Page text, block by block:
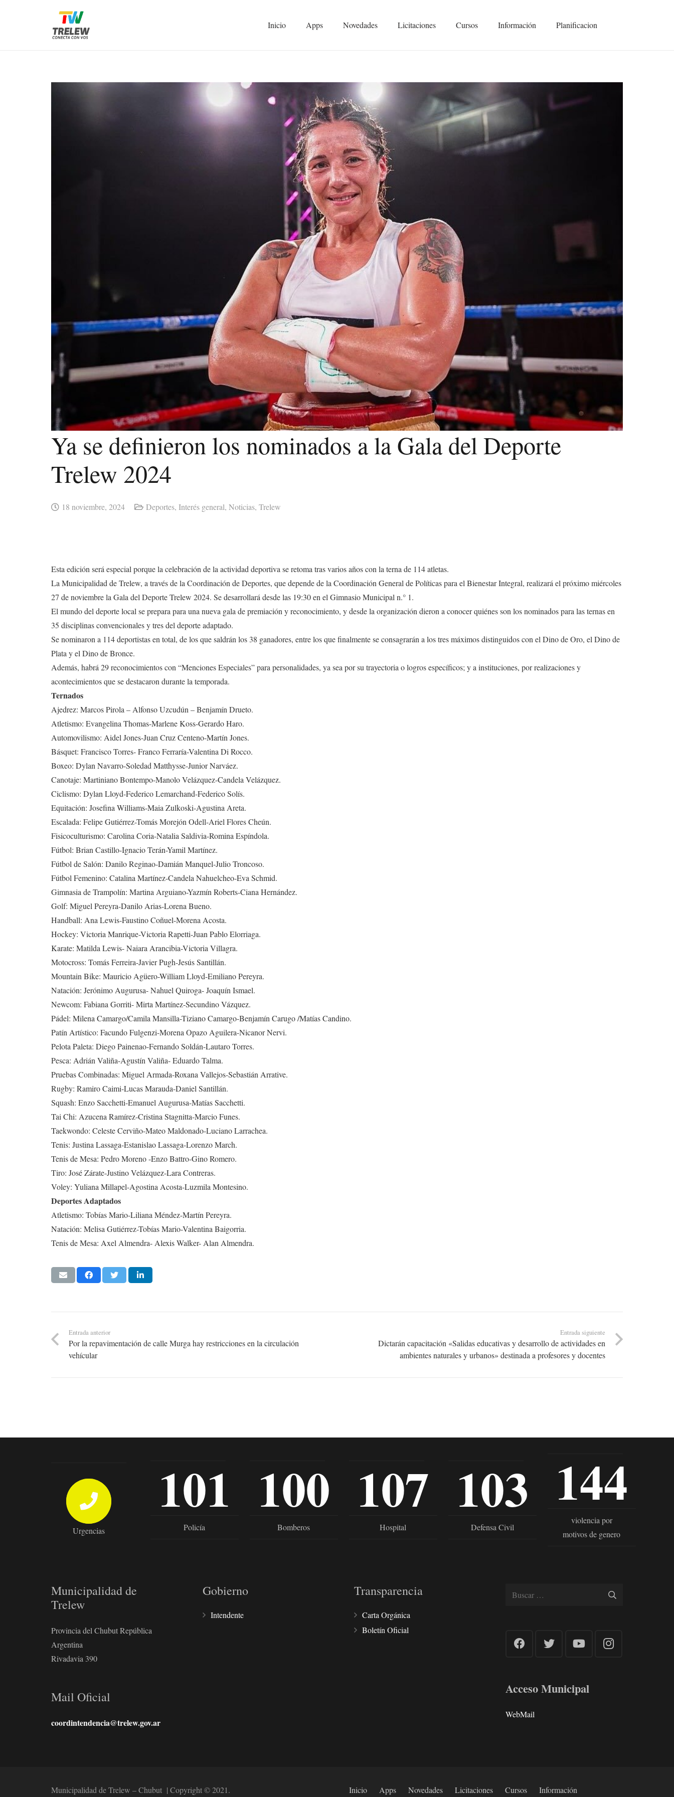
Inicio Apps Novedades Licitaciones Cursos Información Planificacion
Ya se definieron los nominados a la Gala del Deporte
Trelew 2024
18 noviembre, 2024 Deportes, Interés general, Noticias, Trelew
Esta edición será especial porque la celebración de la actividad deportiva se retoma tras varios años con la terna de 114 atletas.
La Municipalidad de Trelew, a través de la Coordinación de Deportes, que depende de la Coordinación General de Políticas para el Bienestar Integral, realizará el próximo miércoles
27 de noviembre la Gala del Deporte Trelew 2024. Se desarrollará desde las 19:30 en el Gimnasio Municipal n.° 1.
El mundo del deporte local se prepara para una nueva gala de premiación y reconocimiento, y desde la organización dieron a conocer quiénes son los nominados para las ternas en
35 disciplinas convencionales y tres del deporte adaptado.
Se nominaron a 114 deportistas en total, de los que saldrán los 38 ganadores, entre los que finalmente se consagrarán a los tres máximos distinguidos con el Dino de Oro, el Dino de
Plata y el Dino de Bronce.
Además, habrá 29 reconocimientos con “Menciones Especiales” para personalidades, ya sea por su trayectoria o logros específicos; y a instituciones, por realizaciones y
acontecimientos que se destacaron durante la temporada.
Ternados
Ajedrez: Marcos Pirola – Alfonso Uzcudún – Benjamín Drueto.
Atletismo: Evangelina Thomas-Marlene Koss-Gerardo Haro.
Automovilismo: Aidel Jones-Juan Cruz Centeno-Martín Jones.
Básquet: Francisco Torres- Franco Ferraría-Valentina Di Rocco.
Boxeo: Dylan Navarro-Soledad Matthysse-Junior Narváez.
Canotaje: Martiniano Bontempo-Manolo Velázquez-Candela Velázquez.
Ciclismo: Dylan Lloyd-Federico Lemarchand-Federico Solís.
Equitación: Josefina Williams-Maia Zulkoski-Agustina Areta.
Escalada: Felipe Gutiérrez-Tomás Morejón Odell-Ariel Flores Cheún.
Fisicoculturismo: Carolina Coria-Natalia Saldivia-Romina Espíndola.
Fútbol: Brian Castillo-Ignacio Terán-Yamil Martínez.
Fútbol de Salón: Danilo Reginao-Damián Manquel-Julio Troncoso.
Fútbol Femenino: Catalina Martínez-Candela Nahuelcheo-Eva Schmid.
Gimnasia de Trampolín: Martina Arguiano-Yazmín Roberts-Ciana Hernández.
Golf: Miguel Pereyra-Danilo Arias-Lorena Bueno.
Handball: Ana Lewis-Faustino Coñuel-Morena Acosta.
Hockey: Victoria Manrique-Victoria Rapetti-Juan Pablo Elorriaga.
Karate: Matilda Lewis- Naiara Arancibia-Victoria Villagra.
Motocross: Tomás Ferreira-Javier Pugh-Jesús Santillán.
Mountain Bike: Mauricio Agüero-William Lloyd-Emiliano Pereyra.
Natación: Jerónimo Augurusa- Nahuel Quiroga- Joaquín Ismael.
Newcom: Fabiana Gorriti- Mirta Martínez-Secundino Vázquez.
Pádel: Milena Camargo/Camila Mansilla-Tiziano Camargo-Benjamín Carugo /Matías Candino.
Patín Artístico: Facundo Fulgenzi-Morena Opazo Aguilera-Nicanor Nervi.
Pelota Paleta: Diego Painenao-Fernando Soldán-Lautaro Torres.
Pesca: Adrián Valiña-Agustín Valiña- Eduardo Talma.
Pruebas Combinadas: Miguel Armada-Roxana Vallejos-Sebastián Arrative.
Rugby: Ramiro Caimi-Lucas Marauda-Daniel Santillán.
Squash: Enzo Sacchetti-Emanuel Augurusa-Matías Sacchetti.
Tai Chi: Azucena Ramírez-Cristina Stagnitta-Marcio Funes.
Taekwondo: Celeste Cerviño-Mateo Maldonado-Luciano Larrachea.
Tenis: Justina Lassaga-Estanislao Lassaga-Lorenzo March.
Tenis de Mesa: Pedro Moreno -Enzo Battro-Gino Romero.
Tiro: José Zárate-Justino Velázquez-Lara Contreras.
Voley: Yuliana Millapel-Agostina Acosta-Luzmila Montesino.
Deportes Adaptados
Atletismo: Tobías Mario-Liliana Méndez-Martín Pereyra.
Natación: Melisa Gutiérrez-Tobías Mario-Valentina Baigorria.
Tenis de Mesa: Axel Almendra- Alexis Walker- Alan Almendra.
Entrada anterior
Por la repavimentación de calle Murga hay restricciones en la circulación
vehícular
Entrada siguiente
Dictarán capacitación «Salidas educativas y desarrollo de actividades en
ambientes naturales y urbanos» destinada a profesores y docentes
Urgencias
101
Policía
100
Bomberos
107
Hospital
103
Defensa Civil
144
violencia por
motivos de genero
Municipalidad de
Trelew
Provincia del Chubut República
Argentina
Rivadavia 390
Mail Oficial
coordintendencia@trelew.gov.ar
Gobierno
Intendente
Transparencia
Carta Orgánica
Boletín Oficial
Buscar:
Acceso Municipal
WebMail
Municipalidad de Trelew – Chubut | Copyright © 2021. Inicio Apps Novedades Licitaciones Cursos Información